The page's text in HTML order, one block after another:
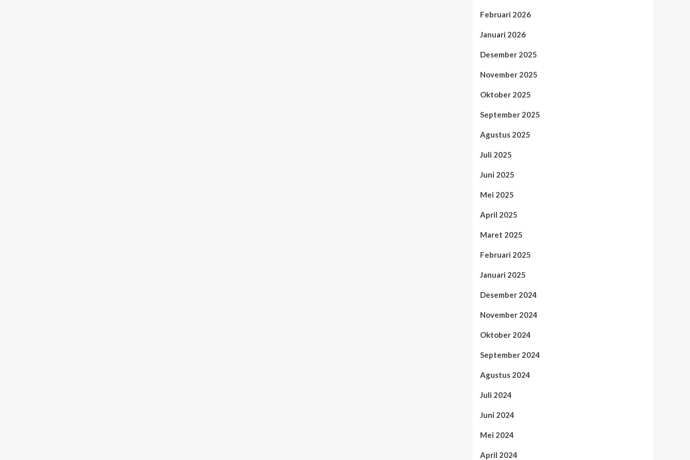
Februari 2026
Januari 2026
Desember 2025
November 2025
Oktober 2025
September 2025
Agustus 2025
Juli 2025
Juni 2025
Mei 2025
April 2025
Maret 2025
Februari 2025
Januari 2025
Desember 2024
November 2024
Oktober 2024
September 2024
Agustus 2024
Juli 2024
Juni 2024
Mei 2024
April 2024